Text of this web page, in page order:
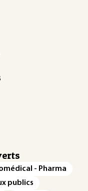
- Pharma
publics